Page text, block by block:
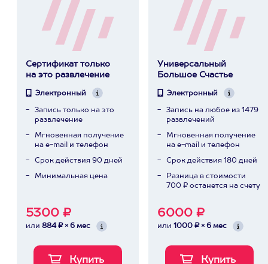
Сертификат только
на это развлечение
Электронный
Запись только на это
развлечение
Мгновенная получение
на e-mail и телефон
Срок действия 90 дней
Минимальная цена
5300 ₽
или 884 ₽ × 6 мес
Универсальный
Большое Счастье
Электронный
Запись на любое из 1479
развлечений
Мгновенная получение
на e-mail и телефон
Срок действия 180 дней
Разница в стоимости
700 ₽ останется на счету
6000 ₽
или 1000 ₽ × 6 мес